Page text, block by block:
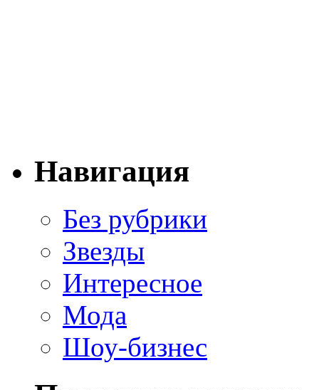
Навигация
Без рубрики
Звезды
Интересное
Мода
Шоу-бизнес